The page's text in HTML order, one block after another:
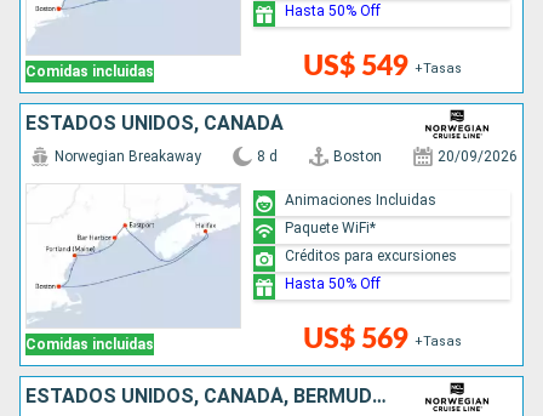
Comidas incluidas US$ 549 +Tasas
Hasta 50% Off
ESTADOS UNIDOS, CANADÁ
Comidas incluidas
Norwegian Breakaway 8 d Boston 20/09/2026
US$ 569 +Tasas
Animaciones Incluidas
Paquete WiFi*
Créditos para excursiones
Hasta 50% Off
ESTADOS UNIDOS, CANADÁ, BERMUDAS